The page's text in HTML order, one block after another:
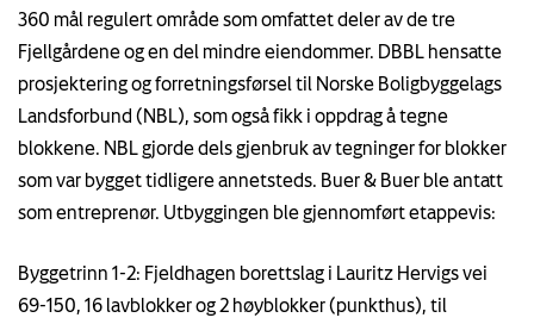
360 mål regulert område som omfattet deler av de tre
Fjellgårdene og en del mindre eiendommer. DBBL hensatte
prosjektering og forretningsførsel til Norske Boligbyggelags
Landsforbund (NBL), som også fikk i oppdrag å tegne
blokkene. NBL gjorde dels gjenbruk av tegninger for blokker
som var bygget tidligere annetsteds. Buer & Buer ble antatt
som entreprenør. Utbyggingen ble gjennomført etappevis:
Byggetrinn 1-2: Fjeldhagen borettslag i Lauritz Hervigs vei
69-150, 16 lavblokker og 2 høyblokker (punkthus), til